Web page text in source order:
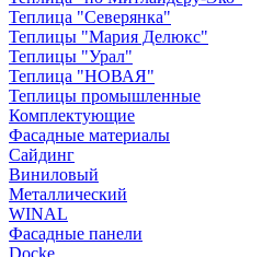
Теплица "Северянка"
Теплицы "Мария Делюкс"
Теплицы "Урал"
Теплица "НОВАЯ"
Теплицы промышленные
Комплектующие
Фасадные материалы
Сайдинг
Виниловый
Металлический
WINAL
Фасадные панели
Docke